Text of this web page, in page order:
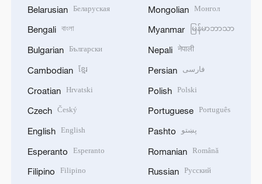
Belarusian Беларуская
Bengali বাংলা
Bulgarian Български
Cambodian ខ្មែរ
Croatian Hrvatski
Czech Český
English English
Esperanto Esperanto
Filipino Filipino
Mongolian Монгол
Myanmar မြန်မာဘာသာ
Nepali नेपाली
Persian فارسی
Polish Polski
Portuguese Português
Pashto پښتو
Romanian Română
Russian Русский